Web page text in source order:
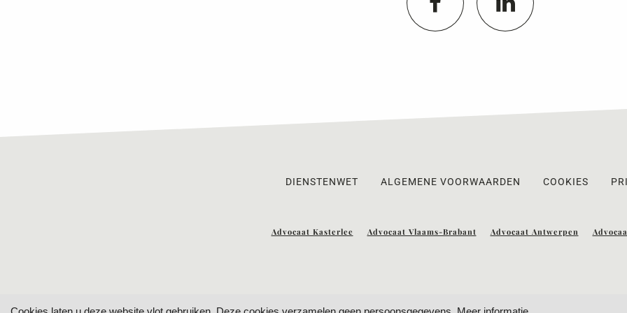
DIENSTENWET ALGEMENE VOORWAARDEN COOKIES
Advocaat Kasterlee Advocaat Vlaams-Brabant Advocaat Antwerpen